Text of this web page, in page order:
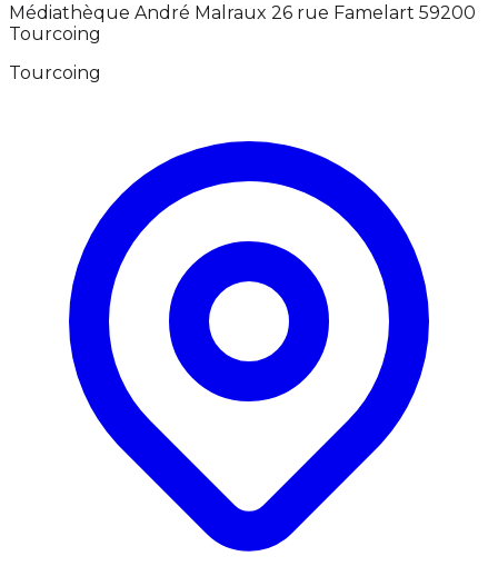
Médiathèque André Malraux 26 rue Famelart 59200
Tourcoing
Tourcoing